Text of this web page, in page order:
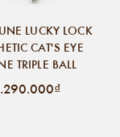
LUCKY LOCK
CAT'S EYE
TRIPLE BALL